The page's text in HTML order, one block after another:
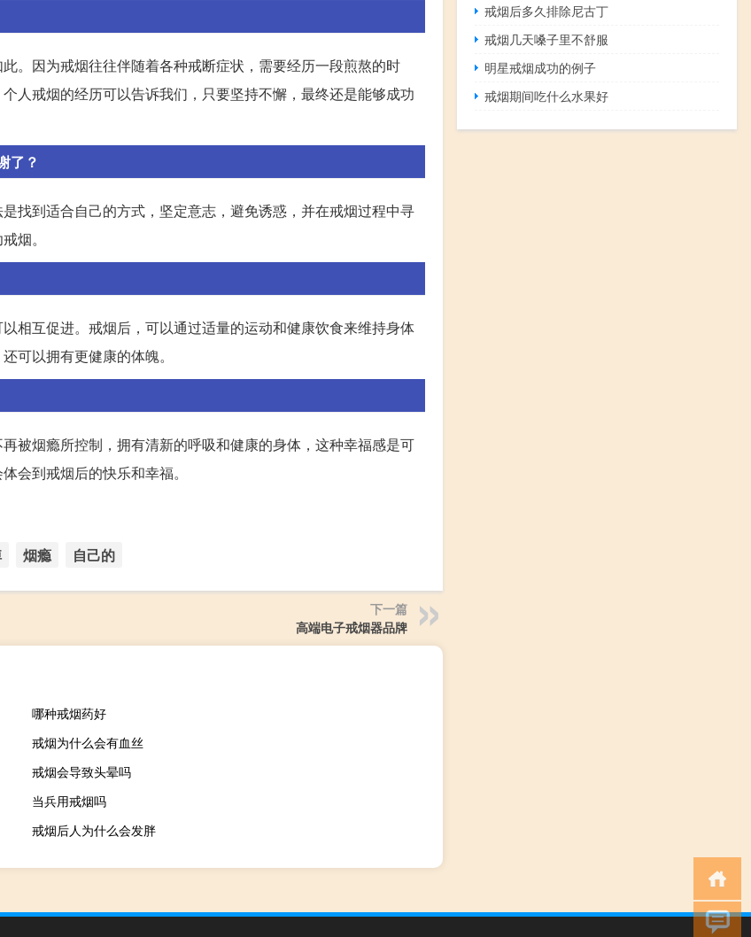
。因为戒烟往往伴随着各种戒断症状，需要经历一段煎熬的时
人戒烟的经历可以告诉我们，只要坚持不懈，最终还是能够成功
了？
找到适合自己的方式，坚定意志，避免诱惑，并在戒烟过程中寻
烟。
相互促进。戒烟后，可以通过适量的运动和健康饮食来维持身体
可以拥有更健康的体魄。
被烟瘾所控制，拥有清新的呼吸和健康的身体，这种幸福感是可
会到戒烟后的快乐和幸福。
烟瘾 自己的
下一篇
高端电子戒烟器品牌
哪种戒烟药好
戒烟为什么会有血丝
戒烟会导致头晕吗
当兵用戒烟吗
戒烟后人为什么会发胖
戒烟后多久排除尼古丁
戒烟几天嗓子里不舒服
明星戒烟成功的例子
戒烟期间吃什么水果好